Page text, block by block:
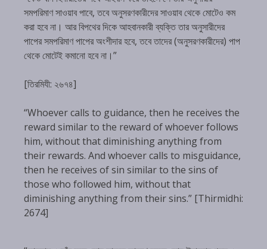
সমপরিমাণ সাওয়াব পাবে, তবে অনুসরণকারীদের সাওয়াব থেকে মোটেও কম
করা হবে না। আর বিপথের দিকে আহবানকারী ব্যক্তি তার অনুসারীদের
পাপের সমপরিমাণ পাপের অংশীদার হবে, তবে তাদের (অনুসরণকারীদের) পাপ
থেকে মোটেই কমানো হবে না।”
[তিরমিযী: ২৬৭৪]
“Whoever calls to guidance, then he receives the
reward similar to the reward of whoever follows
him, without that diminishing anything from
their rewards. And whoever calls to misguidance,
then he receives of sin similar to the sins of
those who followed him, without that
diminishing anything from their sins.” [Thirmidhi:
2674]